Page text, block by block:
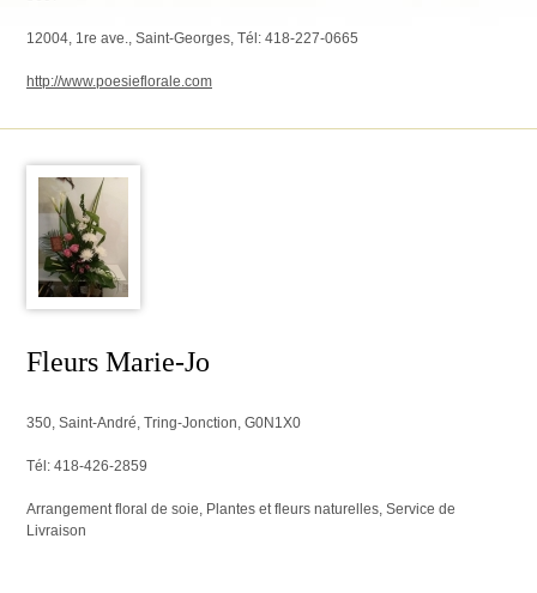
12004, 1re ave., Saint-Georges, Tél: 418-227-0665
http://www.poesieflorale.com
Fleurs Marie-Jo
350, Saint-André, Tring-Jonction, G0N1X0
Tél: 418-426-2859
Arrangement floral de soie, Plantes et fleurs naturelles, Service de
Livraison